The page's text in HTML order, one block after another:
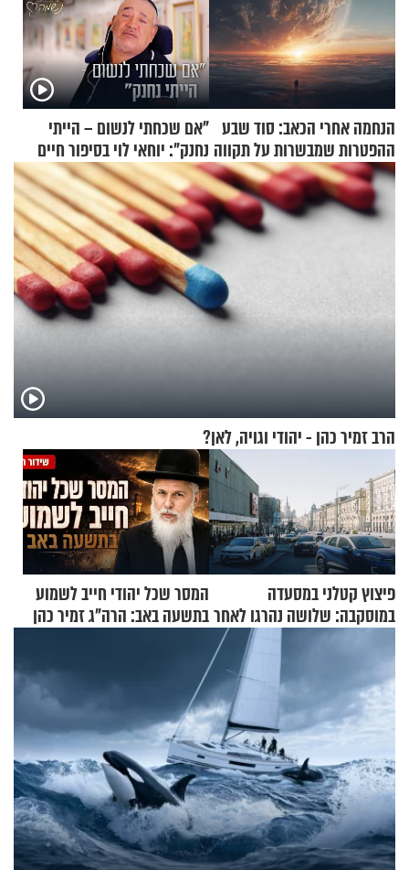
הנחמה אחרי הכאב: סוד שבע
ההפטרות שמבשרות על תקווה
וגאולה
"אם שכחתי לנשום – הייתי
נחנק": יוחאי לוי בסיפור חיים
מעורר השראה
הרב זמיר כהן - יהודי וגויה, לאן?
פיצוץ קטלני במסעדה
במוסקבה: שלושה נהרגו לאחר
שמטען שנשאה אישה התפוצץ
המסר שכל יהודי חייב לשמוע
בתשעה באב: הרה"ג זמיר כהן